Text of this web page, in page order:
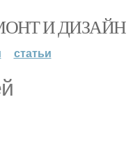
И ДИЗАЙН
статьи